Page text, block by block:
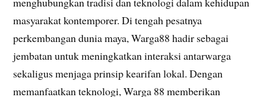
masyarakat kontemporer. Di tengah pesatnya
perkembangan dunia maya, Warga88 hadir sebagai
jembatan untuk meningkatkan interaksi antarwarga
sekaligus menjaga prinsip kearifan lokal. Dengan
memanfaatkan teknologi, Warga 88 memberikan